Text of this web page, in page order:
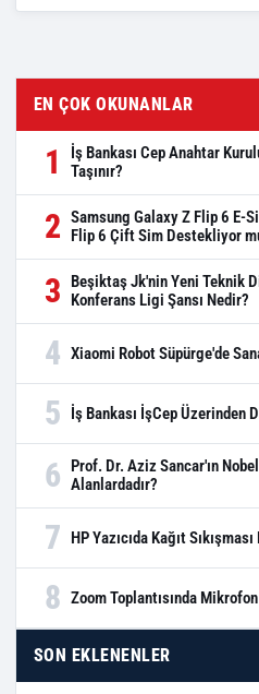
EN ÇOK OKUNANLAR
1
İş Bankası Cep Anahtar
Taşınır?
2 Samsung Galaxy Z Flip 6 E-
Flip 6 Çift Sim Destekliyor
3
Beşiktaş Jk'nin Yeni Teknik
Konferans Ligi Şansı Nedir?
4 Xiaomi Robot Süpürge'de
5 İş Bankası İşCep Üzerinden
6
Prof. Dr. Aziz Sancar'ın
Alanlardadır?
7 HP Yazıcıda Kağıt
8 Zoom Toplantısında
SON EKLENENLER